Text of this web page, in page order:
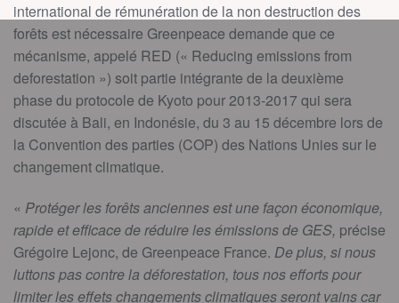
international de rémunération de la non destruction des
forêts est nécessaire Greenpeace demande que ce
mécanisme, appelé RED (« Reducing emissions from
deforestation ») soit partie intégrante de la deuxième
phase du protocole de Kyoto pour 2013-2017 qui sera
discutée à Bali, en Indonésie, du 3 au 15 décembre lors de
la Convention des parties (COP) des Nations Unies sur le
changement climatique.
« Protéger les forêts anciennes est une façon économique,
rapide et efficace de réduire les émissions de GES, précise
Grégoire Lejonc, de Greenpeace France. De plus, si nous
luttons pas contre la déforestation, tous nos efforts pour
limiter les effets changements climatiques seront vains car